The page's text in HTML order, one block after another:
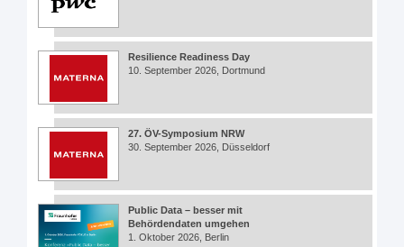
Resilience Readiness Day
10. September 2026, Dortmund
27. ÖV-Symposium NRW
30. September 2026, Düsseldorf
Public Data – besser mit
Behördendaten umgehen
1. Oktober 2026, Berlin